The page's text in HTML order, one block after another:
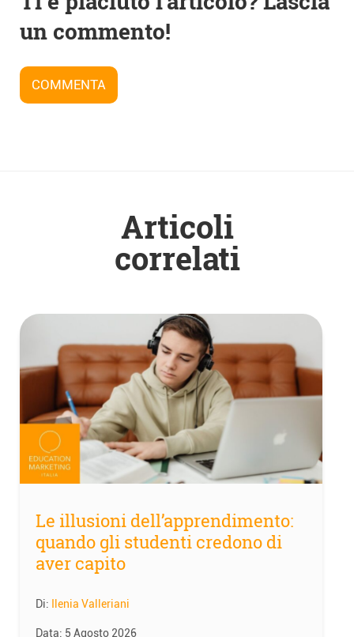
articoli
un commento!
COMMENTA
Articoli
correlati
Le illusioni dell’apprendimento:
quando gli studenti credono di
aver capito
Di: Ilenia Valleriani
Data: 5 Agosto 2026